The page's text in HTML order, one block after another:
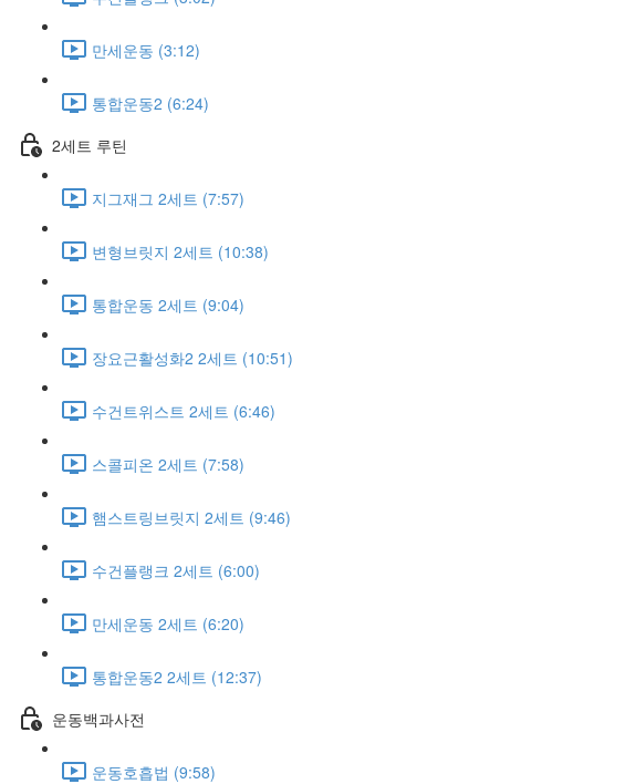
만세운동 (3:12)
통합운동2 (6:24)
2세트 루틴
지그재그 2세트 (7:57)
변형브릿지 2세트 (10:38)
통합운동 2세트 (9:04)
장요근활성화2 2세트 (10:51)
수건트위스트 2세트 (6:46)
스콜피온 2세트 (7:58)
햄스트링브릿지 2세트 (9:46)
수건플랭크 2세트 (6:00)
만세운동 2세트 (6:20)
통합운동2 2세트 (12:37)
운동백과사전
운동호흡법 (9:58)